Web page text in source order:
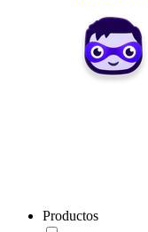
Productos